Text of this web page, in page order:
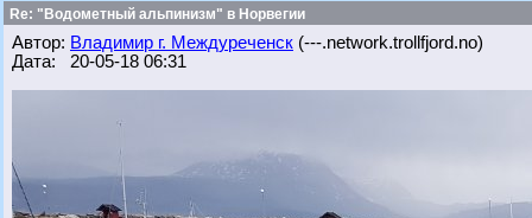
Re: "Водометный альпинизм" в Норвегии
Автор: Владимир г. Междуреченск (---.network.trollfjord.no)
Дата: 20-05-18 06:31